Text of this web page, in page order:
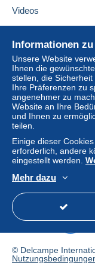
Kauf kann
Käufers nach
Klauseln
beziehen, sind
betrachten. Es
sie in den
Käufe
Tagenbezahlt
Garantie:
Widerrufsrecht
Lasten des
Alle Angaben
Rücksendung
des
Charta.
Diesen
Informationen
Unsere Website
Ihnen die
stellen, die
Ihre Präferenzen zu
angenehmer zu
Website an Ihre
und Ihnen zu
teilen.
Einige dieser
erforderlich, andere
eingestellt werden.
Mehr dazu
Videos
Online-Hilfe
Auf Delcampe
Auf Delcampe
Eine sichere Website
© Delcampe